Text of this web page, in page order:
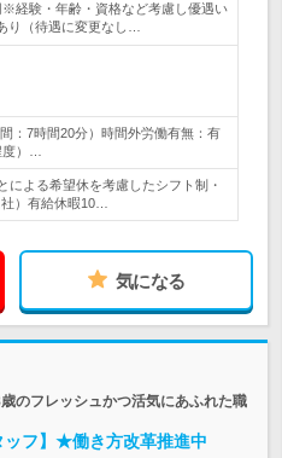
※経験・年齢・資格など考慮し優遇い
り（待遇に変更なし…
：7時間20分）時間外労働有無：有
度）…
よる希望休を考慮したシフト制・
）有給休暇10…
気になる
のフレッシュかつ活気にあふれた職
ッフ】★働き方改革推進中